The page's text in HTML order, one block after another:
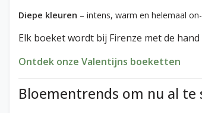
Diepe kleuren – intens, warm en helemaal
Elk boeket wordt bij Firenze met de
Ontdek onze Valentijns boeketten
Bloementrends om nu al te